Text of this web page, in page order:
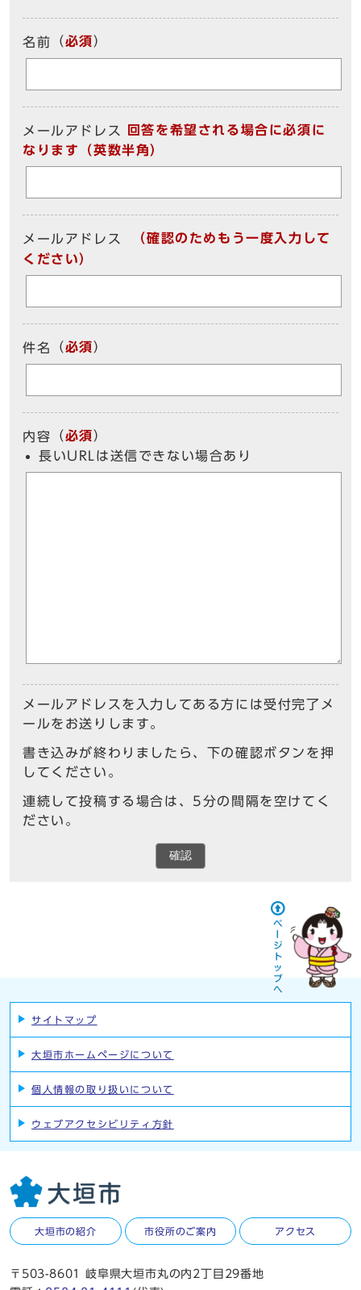
名前 （必須）
メールアドレス
回答を希望される場合に必須に
なります（英数半角）
メールアドレス
（確認のためもう一度入力して
ください）
件名 （必須）
内容 （必須）
長いURLは送信できない場合あり
メールアドレスを入力してある方には受付完了メ
ールをお送りします。
書き込みが終わりましたら、下の確認ボタンを押
してください。
連続して投稿する場合は、5分の間隔を空けてく
ださい。
確認
サイトマップ
大垣市ホームページについて
個人情報の取り扱いについて
ウェブアクセシビリティ方針
大垣市の紹介 市役所のご案内 アクセス
〒503-8601 岐阜県大垣市丸の内2丁目29番地